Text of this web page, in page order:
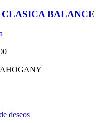
CLASICA
El
actual
deseos